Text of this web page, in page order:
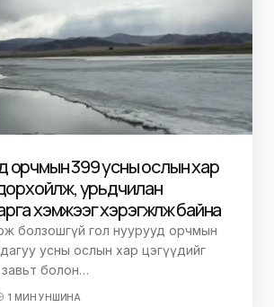
орчмын 399 усны ослын хар
урьдчилан
хэмжээг хэрэгжүүлж байна
болзошгүй гол нуурууд орчмын
усны ослын хар цэгүүдийг
болон…
1 МИН УНШИНА